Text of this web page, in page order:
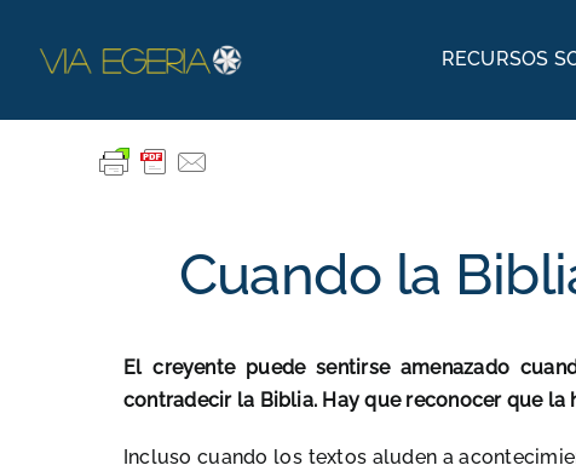
content
RECURSOS
Nuevo Testamento
La Biblia en el Arte
Cuando la
El creyente puede sentirse amenazado
contradecir la Biblia. Hay que reconocer que
Incluso cuando los textos aluden a